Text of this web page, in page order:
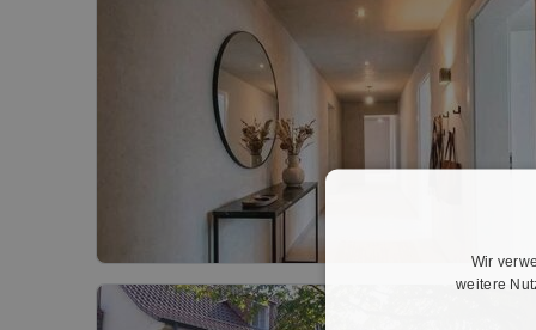
Wir
weitere